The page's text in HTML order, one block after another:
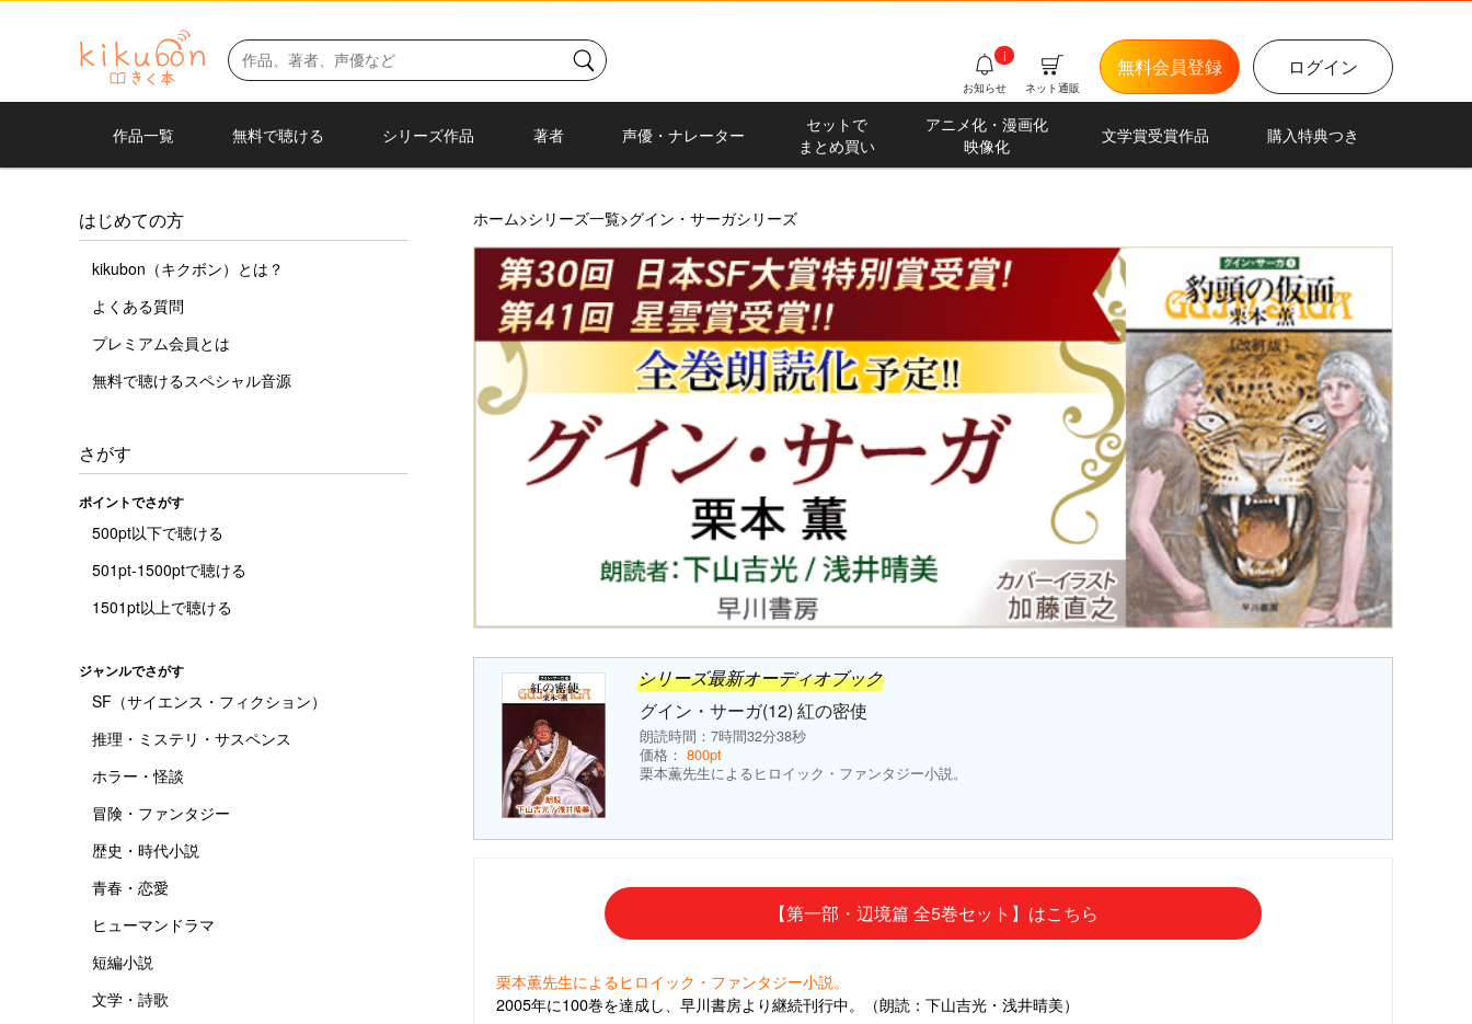
ログイン
無料会員登録
ネット通販
お知らせ
i
作品一覧 無料で聴ける シリーズ作品 著者 声優・ナレーター
セットで
まとめ買い
アニメ化・漫画化
映像化
文学賞受賞作品 購入特典つき
はじめての方
kikubon（キクボン）とは？
よくある質問
プレミアム会員とは
無料で聴けるスペシャル音源
さがす
ポイントでさがす
500pt以下で聴ける
501pt-1500ptで聴ける
1501pt以上で聴ける
ジャンルでさがす
SF（サイエンス・フィクション）
推理・ミステリ・サスペンス
ホラー・怪談
冒険・ファンタジー
歴史・時代小説
青春・恋愛
ヒューマンドラマ
短編小説
文学・詩歌
ホーム>シリーズ一覧>グイン・サーガシリーズ
シリーズ最新オーディオブック
グイン・サーガ(12) 紅の密使
朗読時間：7時間32分38秒
価格：800pt
栗本薫先生によるヒロイック・ファンタジー小説。
【第一部・辺境篇 全5巻セット】はこちら
栗本薫先生によるヒロイック・ファンタジー小説。
2005年に100巻を達成し、早川書房より継続刊行中。（朗読：下山吉光・浅井晴美）